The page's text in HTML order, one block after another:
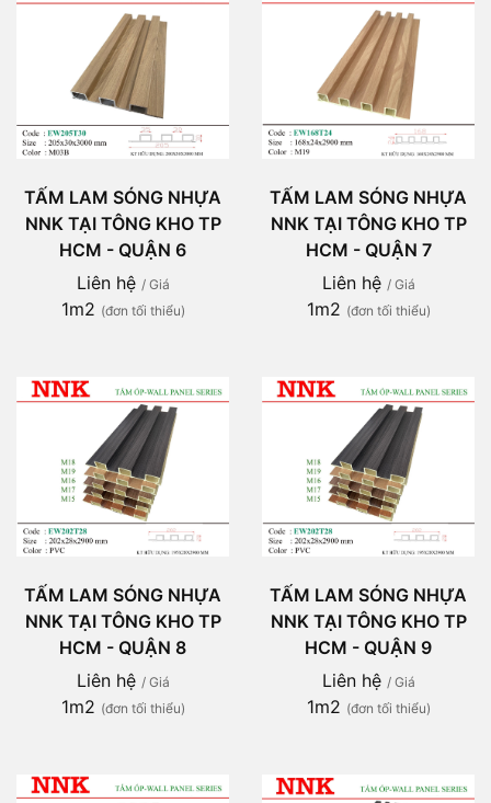
TẤM LAM SÓNG NHỰA
NNK TẠI TÔNG KHO TP
HCM - QUẬN 6
Liên hệ / Giá
1m2 (đơn tối thiểu)
TẤM LAM SÓNG NHỰA
NNK TẠI TÔNG KHO TP
HCM - QUẬN 7
Liên hệ / Giá
1m2 (đơn tối thiểu)
TẤM LAM SÓNG NHỰA
NNK TẠI TÔNG KHO TP
HCM - QUẬN 8
Liên hệ / Giá
1m2 (đơn tối thiểu)
TẤM LAM SÓNG NHỰA
NNK TẠI TÔNG KHO TP
HCM - QUẬN 9
Liên hệ / Giá
1m2 (đơn tối thiểu)